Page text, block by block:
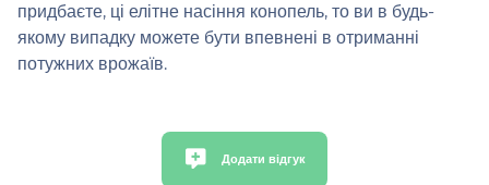
придбаєте, ці елітне насіння конопель, то ви в будь-
якому випадку можете бути впевнені в отриманні
потужних врожаїв.
Додати відгук